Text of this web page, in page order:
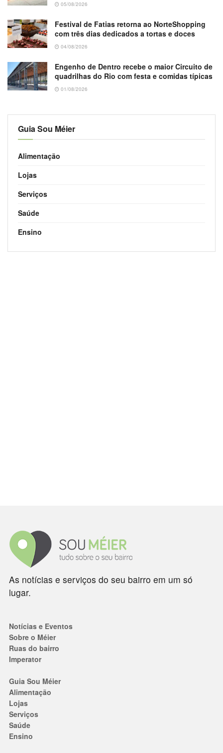
05/08/2026
Festival de Fatias retorna ao NorteShopping
com três dias dedicados a tortas e doces
04/08/2026
Engenho de Dentro recebe o maior Circuito de
quadrilhas do Rio com festa e comidas típicas
01/08/2026
Guia Sou Méier
Alimentação
Lojas
Serviços
Saúde
Ensino
As notícias e serviços do seu bairro em um só
lugar.
Notícias e Eventos
Sobre o Méier
Ruas do bairro
Imperator
Guia Sou Méier
Alimentação
Lojas
Serviços
Saúde
Ensino